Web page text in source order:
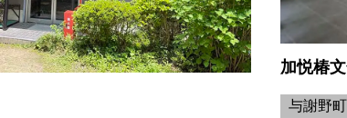
加悦椿
与謝野町